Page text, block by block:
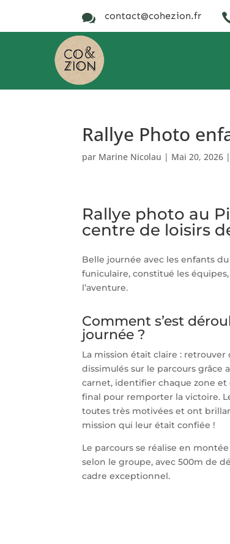
 contact@cohezion.fr
Rallye Photo
par Marine Nicolau | Mai 20, 2026 |
Rallye photo au
centre de loisirs
Belle journée avec les enfants
funiculaire, constitué les
l’aventure.
Comment s’est
journée ?
La mission était claire : retrouver
dissimulés sur le parcours grâce
carnet, identifier chaque zone et
final pour remporter la victoire.
toutes très motivées et ont
mission qui leur était confiée !
Le parcours se réalise en
selon le groupe, avec 500m de
cadre exceptionnel.